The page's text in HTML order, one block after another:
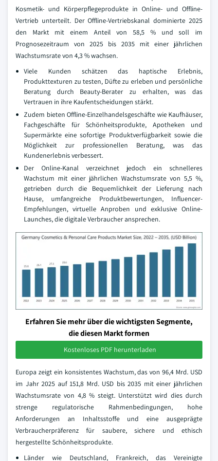
Kosmetik- und Körperpflegeprodukte in Online- und Offline-
Vertrieb unterteilt. Der Offline-Vertriebskanal dominierte 2025
den Markt mit einem Anteil von 58,5 % und soll im
Prognosezeitraum von 2025 bis 2035 mit einer jährlichen
Wachstumsrate von 4,3 % wachsen.
Viele Kunden schätzen das haptische Erlebnis,
Produkttexturen zu testen, Düfte zu erleben und persönliche
Beratung durch Beauty-Berater zu erhalten, was das
Vertrauen in ihre Kaufentscheidungen stärkt.
Zudem bieten Offline-Einzelhandelsgeschäfte wie Kaufhäuser,
Fachgeschäfte für Schönheitsprodukte, Apotheken und
Supermärkte eine sofortige Produktverfügbarkeit sowie die
Möglichkeit zur professionellen Beratung, was das
Kundenerlebnis verbessert.
Der Online-Kanal verzeichnet jedoch ein schnelleres
Wachstum mit einer jährlichen Wachstumsrate von 5,5 %,
getrieben durch die Bequemlichkeit der Lieferung nach
Hause, umfangreiche Produktbewertungen, Influencer-
Empfehlungen, virtuelle Anproben und exklusive Online-
Launches, die digitale Verbraucher ansprechen.
Erfahren Sie mehr über die wichtigsten Segmente,
die diesen Markt formen
Kostenloses PDF herunterladen
Europa zeigt ein konsistentes Wachstum, das von 96,4 Mrd. USD
im Jahr 2025 auf 151,8 Mrd. USD bis 2035 mit einer jährlichen
Wachstumsrate von 4,8 % steigt. Unterstützt wird dies durch
strenge regulatorische Rahmenbedingungen, hohe
Anforderungen an Inhaltsstoffe und eine ausgeprägte
Verbraucherpräferenz für saubere, sichere und ethisch
hergestellte Schönheitsprodukte.
Länder wie Deutschland, Frankreich, das Vereinigte